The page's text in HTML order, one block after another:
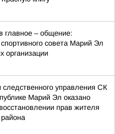
главное – общение:
совета Марий Эл
организации
управления СК
Марий Эл оказано
прав жителя